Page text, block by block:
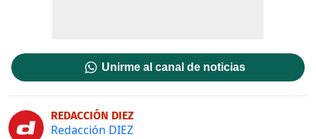
Unirme al canal de noticias
REDACCIÓN DIEZ
Redacción DIEZ